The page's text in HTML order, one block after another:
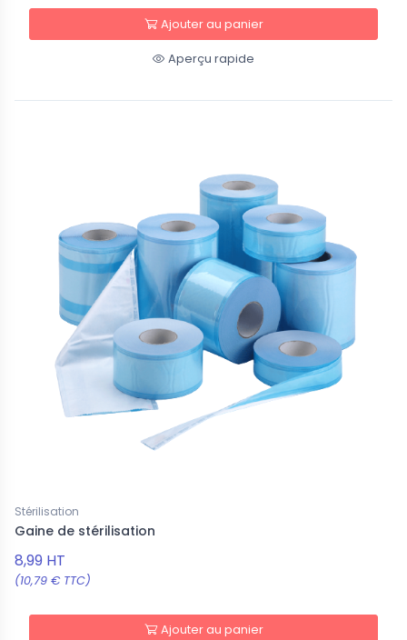
Ajouter au panier
Aperçu rapide
Stérilisation
Gaine de stérilisation
8,99 HT
(10,79 € TTC)
Ajouter au panier